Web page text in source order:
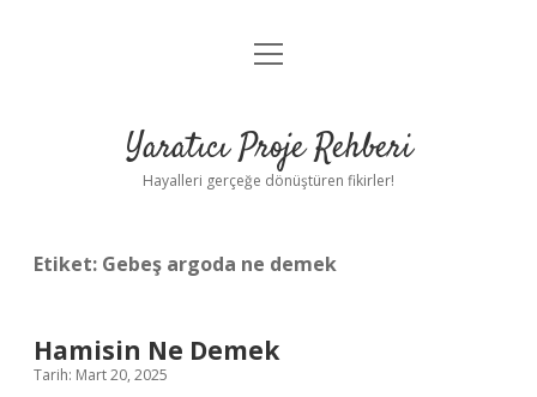
Anasayfa
Yasal Uyarı
menüyü
Yaratıcı Proje Rehberi
Hayalleri gerçeğe dönüştüren fikirler!
Etiket: Gebeş argoda ne demek
Hamisin Ne Demek
Tarih: Mart 20, 2025